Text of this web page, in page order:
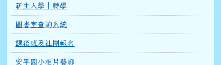
新生入學｜轉學
圖書室查詢系統
課後班及社團報名
安平國小相片藝廊